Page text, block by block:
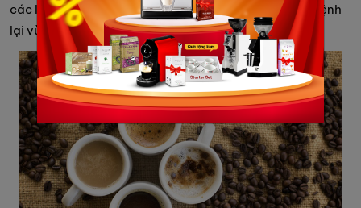
các loại cà phê pha tạp chất vừa không ngăn ngừa bệnh
lại vừa hại sức khỏe hơn đấy.